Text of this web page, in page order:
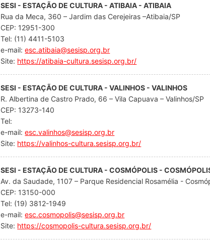
SESI - ESTAÇÃO DE CULTURA - ATIBAIA - ATIBAIA
Rua da Meca, 360 – Jardim das Cerejeiras –Atibaia/SP
CEP: 12951-300
Tel: (11) 4411-5103
e-mail:esc.atibaia@sesisp.org.br
Site: https://atibaia-cultura.sesisp.org.br/
SESI - ESTAÇÃO DE CULTURA - VALINHOS - VALINHOS
R. Albertina de Castro Prado, 66 – Vila Capuava – Valinhos/SP
CEP: 13273-140
Tel:
e-mail:esc.valinhos@sesisp.org.br
Site: https://valinhos-cultura.sesisp.org.br/
SESI - ESTAÇÃO DE CULTURA - COSMÓPOLIS -
Av. da Saudade, 1107 – Parque Residencial Rosamélia -
CEP: 13150-000
Tel: (19) 3812-1949
e-mail:esc.cosmopolis@sesisp.org.br
Site: https://cosmopolis-cultura.sesisp.org.br/